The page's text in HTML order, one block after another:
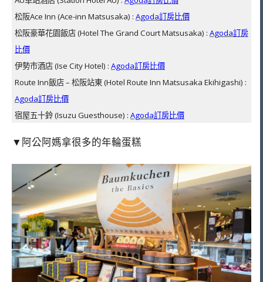
松阪Ace Inn (Ace-inn Matsusaka) : Agoda訂房比價
松阪豪華花園飯店 (Hotel The Grand Court Matsusaka) : Agoda訂房
比價
伊勢市酒店 (Ise City Hotel) : Agoda訂房比價
Route Inn飯店 – 松阪站東 (Hotel Route Inn Matsusaka Ekihigashi) :
Agoda訂房比價
宿屋五十鈴 (Isuzu Guesthouse) : Agoda訂房比價
▼阿公阿媽拿很多的年輪蛋糕